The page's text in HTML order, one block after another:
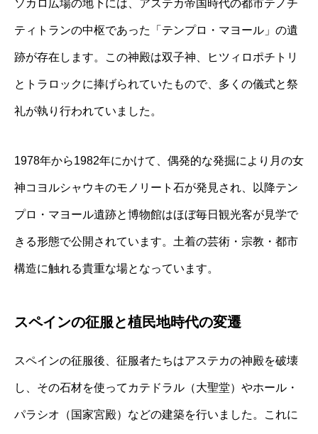
ソカロ広場の地下には、アステカ帝国時代の都市テノチ
ティトランの中枢であった「テンプロ・マヨール」の遺
跡が存在します。この神殿は双子神、ヒツィロポチトリ
とトラロックに捧げられていたもので、多くの儀式と祭
礼が執り行われていました。
1978年から1982年にかけて、偶発的な発掘により月の女
神コヨルシャウキのモノリート石が発見され、以降テン
プロ・マヨール遺跡と博物館はほぼ毎日観光客が見学で
きる形態で公開されています。土着の芸術・宗教・都市
構造に触れる貴重な場となっています。
スペインの征服と植民地時代の変遷
スペインの征服後、征服者たちはアステカの神殿を破壊
し、その石材を使ってカテドラル（大聖堂）やホール・
パラシオ（国家宮殿）などの建築を行いました。これに